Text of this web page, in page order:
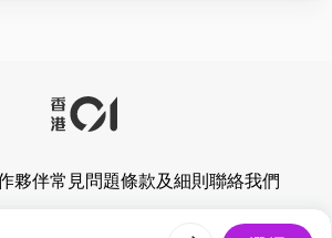
以上優惠價錢均以扣減最多「01積
以版面顯示計算為準。有關「01積
terms之相關部分
夥伴常見問題條款及細則 聯絡我們